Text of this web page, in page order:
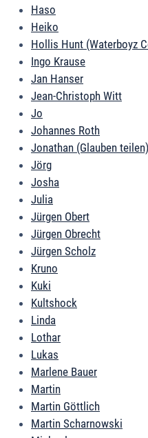
Haso
Heiko
Hollis Hunt (Waterboyz
Ingo Krause
Jan Hanser
Jean-Christoph Witt
Jo
Johannes Roth
Jonathan (Glauben teilen)
Jörg
Josha
Julia
Jürgen Obert
Jürgen Obrecht
Jürgen Scholz
Kruno
Kuki
Kultshock
Linda
Lothar
Lukas
Marlene Bauer
Martin
Martin Göttlich
Martin Scharnowski